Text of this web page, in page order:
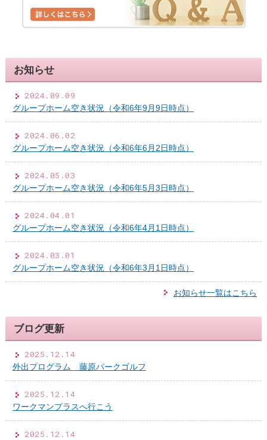
お知らせ
2024.09.09
グループホーム空き状況（令和6年9月9日時点）
2024.06.02
グループホーム空き状況（令和6年6月2日時点）
2024.05.03
グループホーム空き状況（令和6年5月3日時点）
2024.04.01
グループホーム空き状況（令和6年4月1日時点）
2024.03.01
グループホーム空き状況（令和6年3月1日時点）
お知らせ一覧はこちら
ブログ更新
2025.12.14
外出プログラム 藤原パークゴルフ
2025.12.14
ワークマンプラスへ行こう
2025.12.14